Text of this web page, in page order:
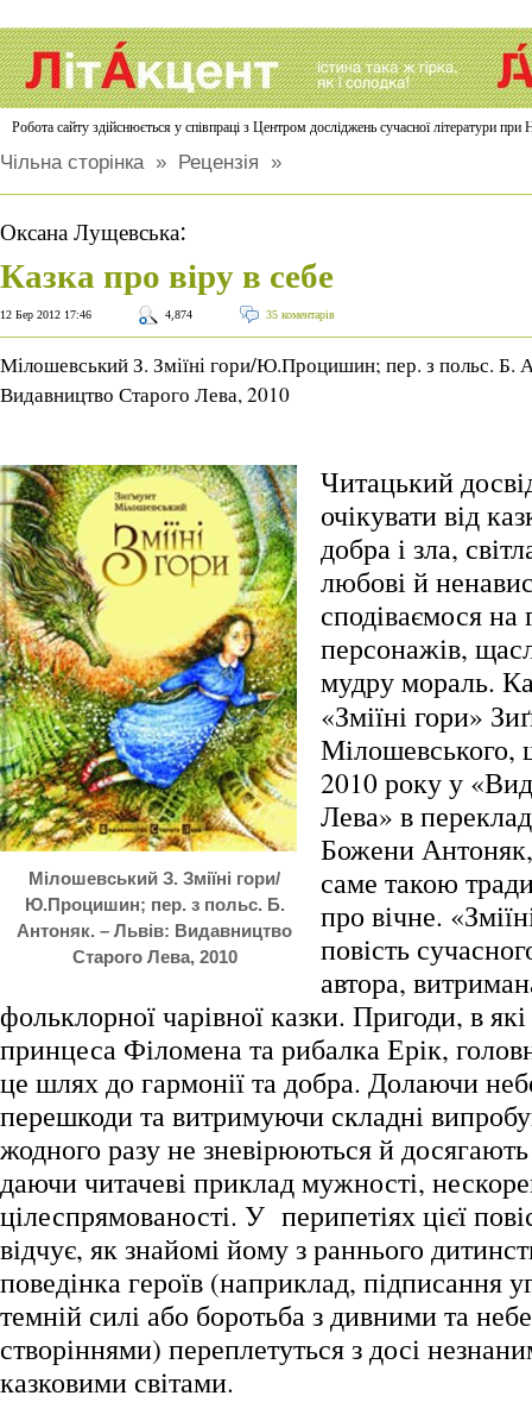
Робота сайту здійснюється у співпраці з Центром досліджень сучасної літератури
Чільна сторінка» Рецензія »
Оксана Лущевська:
Казка про віру в себе
12 Бер 2012 17:46 4,874 35 коментарів
Мілошевський З. Зміїні гори/Ю.Процишин; пер. з польс. Б.
Видавництво Старого Лева, 2010
Мілошевський З. Зміїні гори/
Ю.Процишин; пер. з польс. Б.
Антоняк. – Львів: Видавництво
Старого Лева, 2010
Читацький
очікувати від
добра і зла,
любові й
сподіваємося на
персонажів,
мудру мораль.
«Зміїні гори»
Мілошевського,
2010 року у
Лева» в
Божени
саме такою
про вічне.
повість
автора,
фольклорної чарівної казки. Пригоди, в
принцеса Філомена та рибалка Ерік,
це шлях до гармонії та добра. Долаючи
перешкоди та витримуючи складні
жодного разу не зневірюються й
даючи читачеві приклад мужності,
цілеспрямованості. У перипетіях цієї
відчує, як знайомі йому з раннього
поведінка героїв (наприклад, підписання
темній силі або боротьба з дивними та
створіннями) переплетуться з досі
казковими світами.